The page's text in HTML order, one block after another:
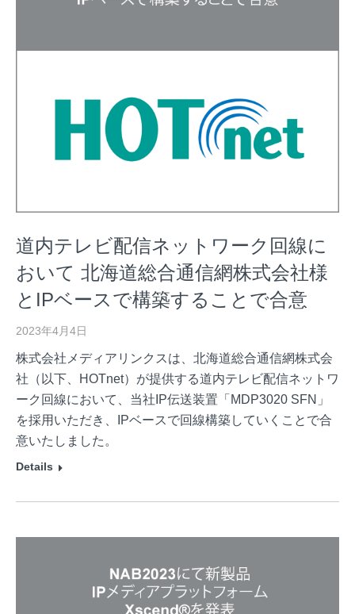
道内テレビ配信ネットワーク回線に
おいて 北海道総合通信網株式会社様
とIPベースで構築することで合意
2023年4月4日
株式会社メディアリンクスは、北海道総合通信網株式会
社（以下、HOTnet）が提供する道内テレビ配信ネットワ
ーク回線において、当社IP伝送装置「MDP3020 SFN」
を採用いただき、IPベースで回線構築していくことで合
意いたしました。
Details